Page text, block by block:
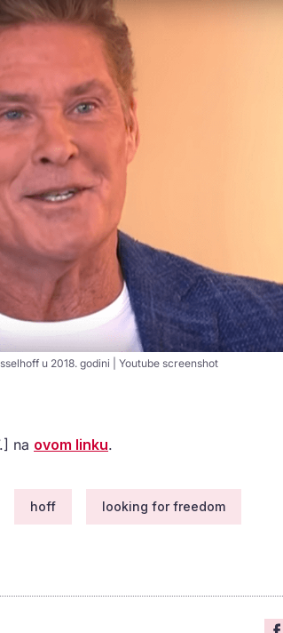
u 2018. godini | Youtube screenshot
na ovom linku.
hoff looking for freedom